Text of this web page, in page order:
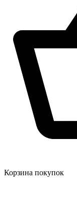
Корзина покупок